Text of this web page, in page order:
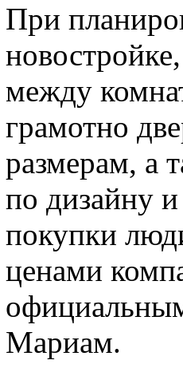
При
между
грамотно
размерам, а
по дизайну
покупки
ценами
Мариам.